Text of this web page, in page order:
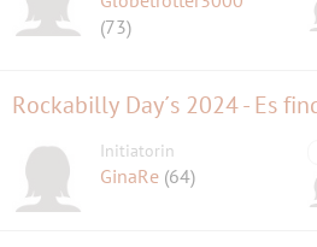
(73)
Rockabilly Day´s 2024 - Es
Initiatorin
GinaRe (64)